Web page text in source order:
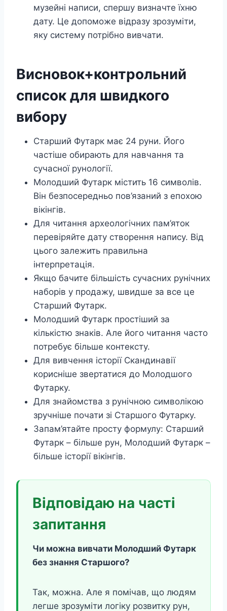
музейні написи, спершу визначте їхню
дату. Це допоможе відразу зрозуміти,
яку систему потрібно вивчати.
Висновок+контрольний
список для швидкого
вибору
Старший Футарк має 24 руни. Його
частіше обирають для навчання та
сучасної рунології.
Молодший Футарк містить 16 символів.
Він безпосередньо пов’язаний з епохою
вікінгів.
Для читання археологічних пам’яток
перевіряйте дату створення напису. Від
цього залежить правильна
інтерпретація.
Якщо бачите більшість сучасних рунічних
наборів у продажу, швидше за все це
Старший Футарк.
Молодший Футарк простіший за
кількістю знаків. Але його читання часто
потребує більше контексту.
Для вивчення історії Скандинавії
корисніше звертатися до Молодшого
Футарку.
Для знайомства з рунічною символікою
зручніше почати зі Старшого Футарку.
Запам’ятайте просту формулу: Старший
Футарк – більше рун, Молодший Футарк –
більше історії вікінгів.
Відповідаю на часті
запитання
Чи можна вивчати Молодший Футарк
без знання Старшого?
Так, можна. Але я помічав, що людям
легше зрозуміти логіку розвитку рун,